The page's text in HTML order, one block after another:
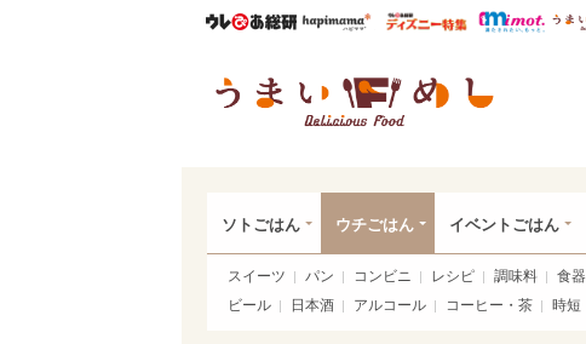
ウレぴあ総研ハピママ* ウレぴあ総
ソトごはん ウチごはん イベントごはん
スイーツ パン コンビニ レシピ 調味料 食
ビール
日本酒 アルコール コーヒー・茶 時短